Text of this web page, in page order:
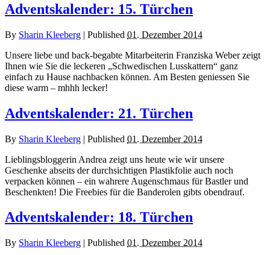
Adventskalender: 15. Türchen
By Sharin Kleeberg | Published 01. Dezember 2014
Unsere liebe und back-begabte Mitarbeiterin Franziska Weber zeigt
Ihnen wie Sie die leckeren „Schwedischen Lusskattern“ ganz
einfach zu Hause nachbacken können. Am Besten geniessen Sie
diese warm – mhhh lecker!
Adventskalender: 21. Türchen
By Sharin Kleeberg | Published 01. Dezember 2014
Lieblingsbloggerin Andrea zeigt uns heute wie wir unsere
Geschenke abseits der durchsichtigen Plastikfolie auch noch
verpacken können – ein wahrere Augenschmaus für Bastler und
Beschenkten! Die Freebies für die Banderolen gibts obendrauf.
Adventskalender: 18. Türchen
By Sharin Kleeberg | Published 01. Dezember 2014